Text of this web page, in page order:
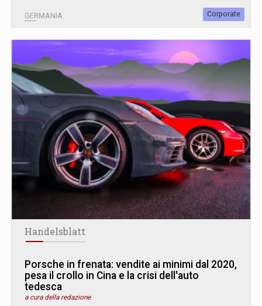
GERMANIA Corporate
Handelsblatt
Porsche in frenata: vendite ai minimi dal 2020,
pesa il crollo in Cina e la crisi dell'auto
tedesca
a cura della redazione